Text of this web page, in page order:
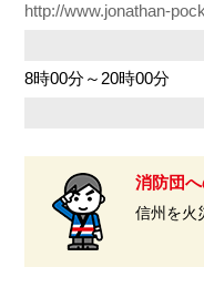
http://www.jonathan-
8時00分～20時00分
消防団
信州を火